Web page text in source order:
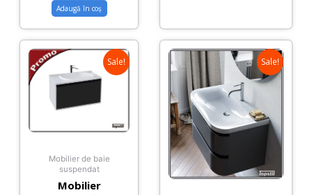
Adaugă în coș
Sale!
Mobilier de baie
suspendat
Mobilier
Sale!